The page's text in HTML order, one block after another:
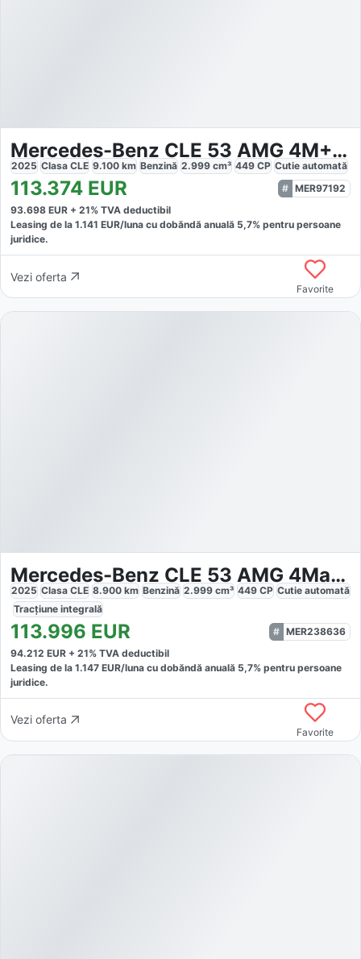
Mercedes-Benz CLE 53 AMG 4M+ Cabrio Driver's 360° HuD 20"
2025 Clasa CLE 9.100 km Benzină 2.999 cm³ 449 CP Cutie automată
113.374 EUR
MER97192
93.698 EUR + 21% TVA deductibil
Leasing de la 1.141 EUR/luna cu dobăndă anuală 5,7% pentru persoane
juridice.
Vezi oferta
Favorite
Mercedes-Benz CLE 53 AMG 4Matic Premium Plus
2025 Clasa CLE 8.900 km Benzină 2.999 cm³ 449 CP Cutie automată
Tracțiune integrală
113.996 EUR
MER238636
94.212 EUR + 21% TVA deductibil
Leasing de la 1.147 EUR/luna cu dobăndă anuală 5,7% pentru persoane
juridice.
Vezi oferta
Favorite